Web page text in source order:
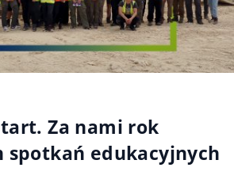
Za nami rok
spotkań edukacyjnych